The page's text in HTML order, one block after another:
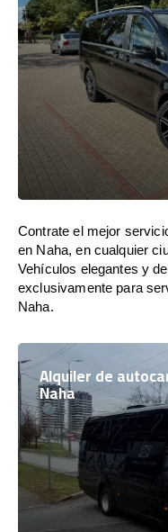
Contrate el mejor
en Naha, en cualquier
Vehículos elegantes y
exclusivamente para
Naha.
Alquiler de
Naha